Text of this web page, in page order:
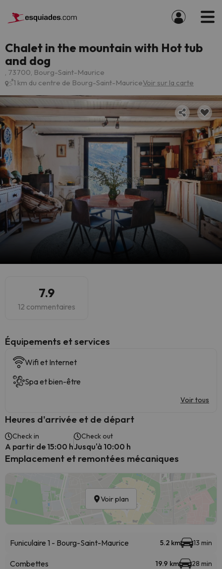
Chalet in the mountain with Hot tub
and dog
, 73700, Bourg-Saint-Maurice
1 km du centre de Bourg-Saint-MauriceVoir sur la carte
7.9
12 commentaires
​Équipements et services
Wifi et Internet
Spa et bien-être
Voir tous
Heures d'arrivée et de départ
Check in
A partir de 15:00 h
Check out
Jusqu'à 10:00 h
Emplacement et remontées mécaniques
Voir plan
Funiculaire 1 - Bourg-Saint-Maurice 5.2 km 13 min
Combettes 19.9 km 28 min